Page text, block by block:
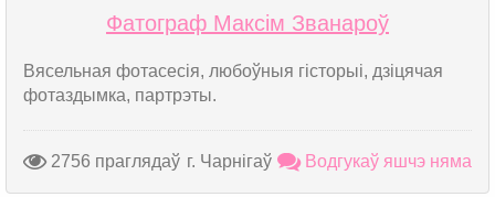
Фатограф Максім Званароў
Вясельная фотасесія, любоўныя гісторыі, дзіцячая
фотаздымка, партрэты.
2756 праглядаў г. Чарнігаў Водгукаў яшчэ няма